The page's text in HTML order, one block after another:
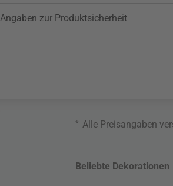
Angaben zur Produktsicherheit
* Alle Preisangaben
Beliebte Dekorationen